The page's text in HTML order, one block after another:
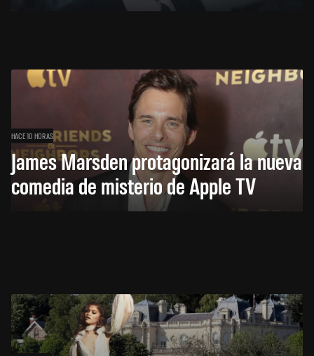
HACE 10 HORAS
James Marsden protagonizará la nueva
comedia de misterio de Apple TV